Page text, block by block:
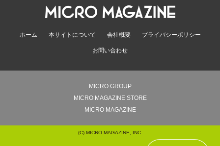
ホーム 本サイトについて 会社概要 プライバシーポリシー
お問い合わせ
MICRO GROUP
MICRO MAGAZINE STORE
MICRO MAGAZINE
(C) MICRO MAGAZINE, INC.